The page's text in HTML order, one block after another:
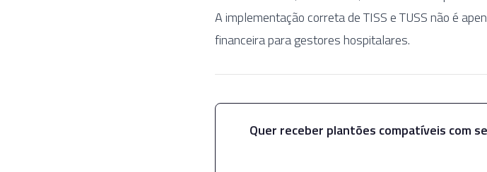
A implementação correta de TISS e TUSS não é
financeira para gestores hospitalares.
Quer receber plantões compatíveis com